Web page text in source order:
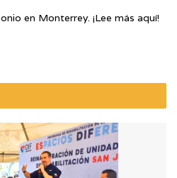
en Monterrey. ¡Lee más aquí!